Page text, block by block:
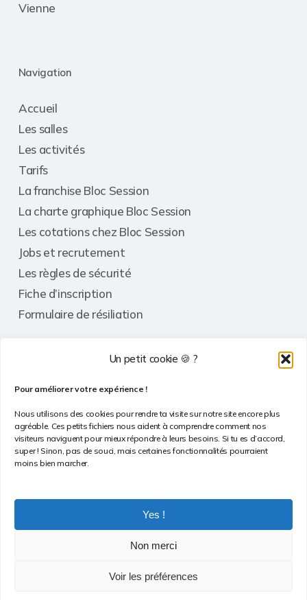
Un petit cookie 🍪 ?
Pour améliorer votre expérience !
Nous utilisons des cookies pour rendre ta visite sur notre site encore plus
agréable. Ces petits fichiers nous aident à comprendre comment nos
visiteurs naviguent pour mieux répondre à leurs besoins. Si tu es d’accord,
super ! Sinon, pas de souci, mais certaines fonctionnalités pourraient
moins bien marcher.
Yes !
Non merci
Voir les préférences
Vienne
Navigation
Accueil
Les salles
Les activités
Tarifs
La franchise Bloc Session
La charte graphique Bloc Session
Les cotations chez Bloc Session
Jobs et recrutement
Les règles de sécurité
Fiche d’inscription
Formulaire de résiliation
Contact
FAQ
Conditions Générales de Vente
Politique de cookies